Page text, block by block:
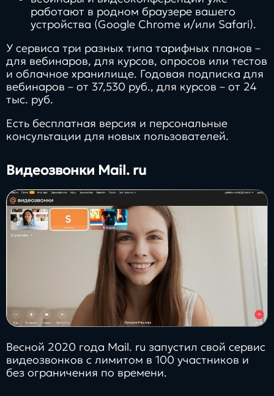
работают в родном браузере вашего
устройства (Google Chrome и/или Safari).
У сервиса три разных типа тарифных планов –
для вебинаров, для курсов, опросов или тестов
и облачное хранилище. Годовая подписка для
вебинаров – от 37,530 руб., для курсов – от 24
тыс. руб.
Есть бесплатная версия и персональные
консультации для новых пользователей.
Видеозвонки Mail. ru
Весной 2020 года Mail. ru запустил свой сервис
видеозвонков с лимитом в 100 участников и
без ограничения по времени.